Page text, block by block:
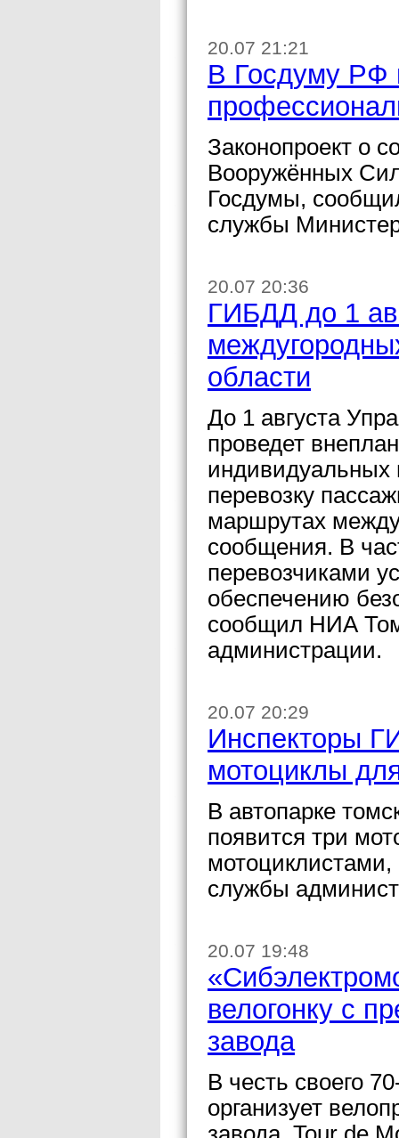
20.07 21:21
В Госдуму РФ
Законопроект о
Вооружённых
Госдумы,
службы
20.07 20:36
ГИБДД до 1
области
До 1 августа
проведет
перевозку
маршрутах
сообщения. В
перевозчиками
обеспечению
сообщил НИА
администрации.
20.07 20:29
Инспекторы
мотоциклы
В автопарке
появится три
службы
20.07 19:48
велогонку с
завода
В честь своего
организует